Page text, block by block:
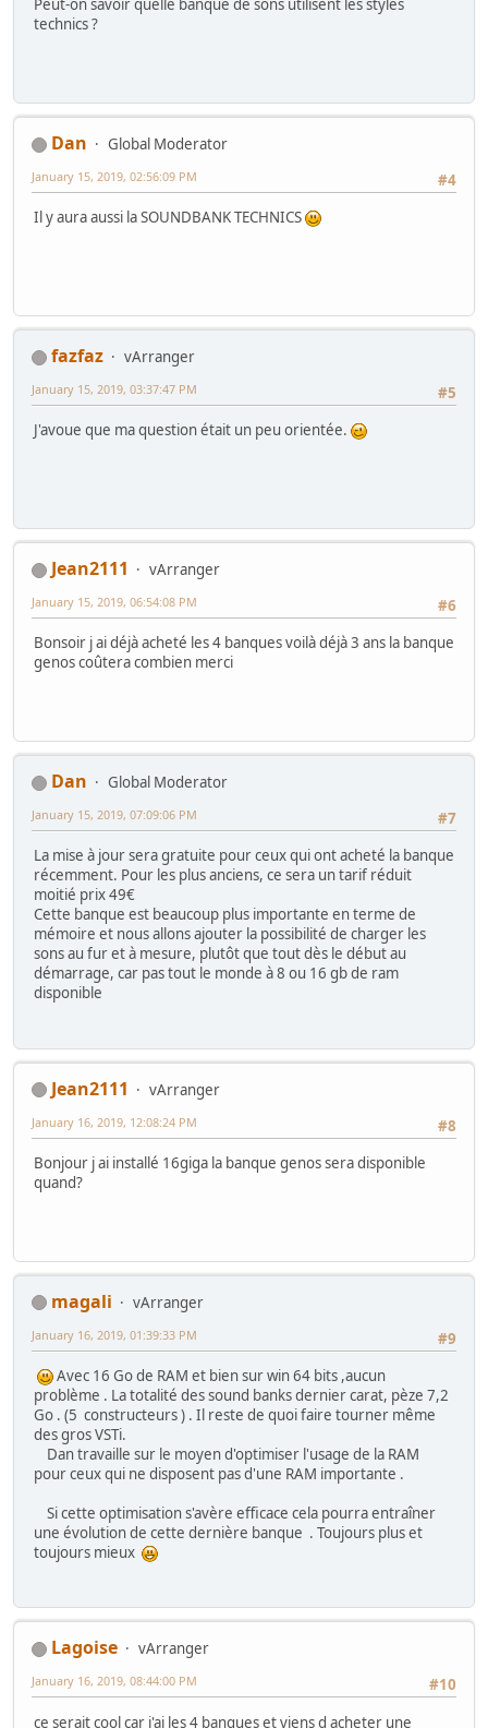
Peut-on savoir quelle banque de sons utilisent les styles
technics ?
Dan
Global Moderator
#4
January 15, 2019, 02:56:09 PM
Il y aura aussi la SOUNDBANK TECHNICS
fazfaz
vArranger
#5
January 15, 2019, 03:37:47 PM
J'avoue que ma question était un peu orientée.
Jean2111
vArranger
#6
January 15, 2019, 06:54:08 PM
Bonsoir j ai déjà acheté les 4 banques voilà déjà 3 ans la banque
genos coûtera combien merci
Dan
Global Moderator
#7
January 15, 2019, 07:09:06 PM
La mise à jour sera gratuite pour ceux qui ont acheté la banque
récemment. Pour les plus anciens, ce sera un tarif réduit
moitié prix 49€
Cette banque est beaucoup plus importante en terme de
mémoire et nous allons ajouter la possibilité de charger les
sons au fur et à mesure, plutôt que tout dès le début au
démarrage, car pas tout le monde à 8 ou 16 gb de ram
disponible
Jean2111
vArranger
#8
January 16, 2019, 12:08:24 PM
Bonjour j ai installé 16giga la banque genos sera disponible
quand?
magali
vArranger
#9
January 16, 2019, 01:39:33 PM
Avec 16 Go de RAM et bien sur win 64 bits ,aucun
problème . La totalité des sound banks dernier carat, pèze 7,2
Go . (5 constructeurs ) . Il reste de quoi faire tourner même
des gros VSTi.
Dan travaille sur le moyen d'optimiser l'usage de la RAM
pour ceux qui ne disposent pas d'une RAM importante .
Si cette optimisation s'avère efficace cela pourra entraîner
une évolution de cette dernière banque . Toujours plus et
toujours mieux
Lagoise
vArranger
#10
January 16, 2019, 08:44:00 PM
ce serait cool car j'ai les 4 banques et viens d acheter une